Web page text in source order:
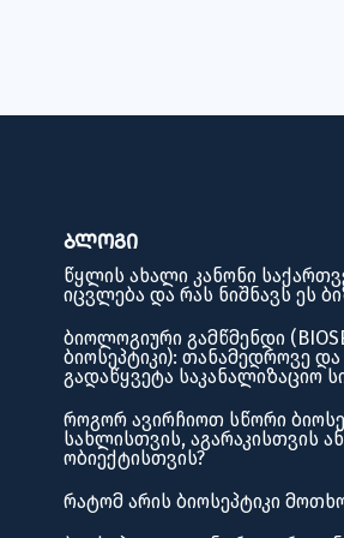
ბლოგი
წყლის ახალი კანონი
იცვლება და რას ნიშნავს ეს
ბიოლოგიური გამწმენდი
ბიოსეპტიკი): თანამედროვე
გადაწყვეტა საკანალიზაციო
როგორ ავირჩიოთ სწორი
სახლისთვის, აგარაკისთვის
ობიექტისთვის?
რატომ არის ბიოსეპტიკი